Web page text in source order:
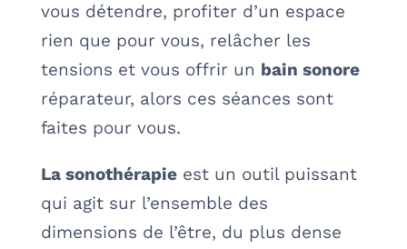
vous détendre, profiter d’un espace
rien que pour vous, relâcher les
tensions et vous offrir un bain sonore
réparateur, alors ces séances sont
faites pour vous.
La sonothérapieest un outil puissant
qui agit sur l’ensemble des
dimensions de l’être, du plus dense